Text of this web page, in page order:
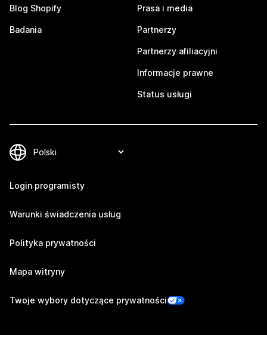
Blog Shopify
Badania
Prasa i media
Partnerzy
Partnerzy afiliacyjni
Informacje prawne
Status usługi
Login programisty
Warunki świadczenia usług
Polityka prywatności
Mapa witryny
Twoje wybory dotyczące prywatności